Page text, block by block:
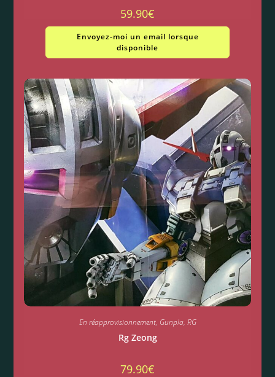
59.90€
Envoyez-moi un email lorsque
disponible
En réapprovisionnement, Gunpla, RG
Rg Zeong
79.90€